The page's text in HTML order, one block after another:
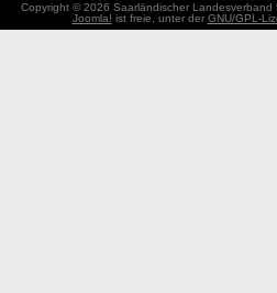
Copyright © 2026 Saarländischer Landesverband
Joomla! ist freie, unter der GNU/GPL-